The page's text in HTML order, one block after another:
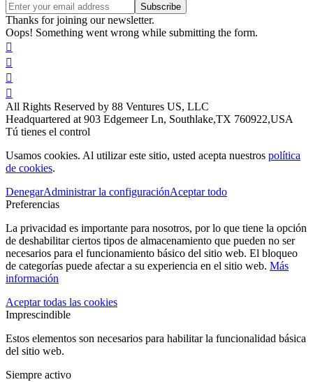
Thanks for joining our newsletter.
Oops! Something went wrong while submitting the form.




All Rights Reserved by 88 Ventures US, LLC
Headquartered at 903 Edgemeer Ln, Southlake,TX 760922,USA
Tú tienes el control
Usamos cookies. Al utilizar este sitio, usted acepta nuestros política
de cookies.
DenegarAdministrar la configuraciónAceptar todo
Preferencias
La privacidad es importante para nosotros, por lo que tiene la opción
de deshabilitar ciertos tipos de almacenamiento que pueden no ser
necesarios para el funcionamiento básico del sitio web. El bloqueo
de categorías puede afectar a su experiencia en el sitio web. Más
información
Aceptar todas las cookies
Imprescindible
Estos elementos son necesarios para habilitar la funcionalidad básica
del sitio web.
Siempre activo